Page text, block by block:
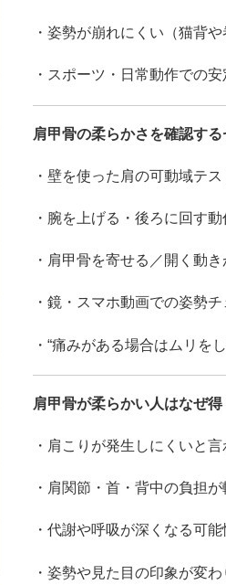
・姿勢が崩れにくい（猫背
・スポーツ・日常動作での
肩甲骨の柔らかさを確認す
・壁を使った肩の可動域テス
・腕を上げる・後ろに回す
・肩甲骨を寄せる／開く動
・鏡・スマホ動画での姿勢チ
・“痛みがある場合はムリを
肩甲骨が柔らかい人はなぜ
・肩こりが発生しにくいと
・肩関節・首・背中の負担
・代謝や呼吸が深くなる可能
・姿勢や見た目の印象が変